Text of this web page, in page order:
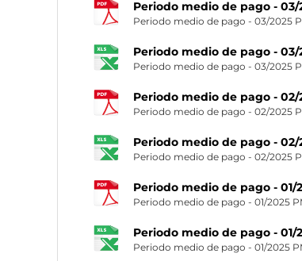
Periodo medio de pago - 03/
Periodo medio de pago - 03/2025
Periodo medio de pago - 03/
Periodo medio de pago - 03/2025
Periodo medio de pago - 02/
Periodo medio de pago - 02/2025
Periodo medio de pago - 02/
Periodo medio de pago - 02/2025
Periodo medio de pago - 01/
Periodo medio de pago - 01/2025
Periodo medio de pago - 01/
Periodo medio de pago - 01/2025